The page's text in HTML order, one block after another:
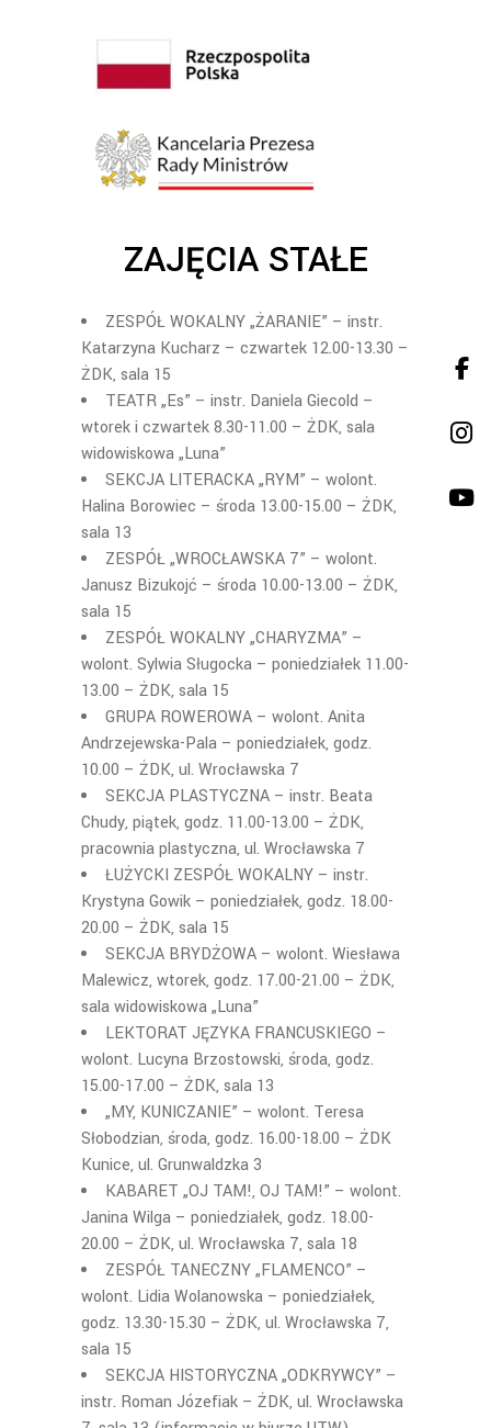
ZAJĘCIA STAŁE
ZESPÓŁ WOKALNY „ŻARANIE” – instr.
Katarzyna Kucharz – czwartek 12.00-13.30 –
ŻDK, sala 15
TEATR „Es” – instr. Daniela Giecold –
wtorek i czwartek8.30-11.00 – ŻDK, sala
widowiskowa „Luna”
SEKCJA LITERACKA „RYM” – wolont.
Halina Borowiec – środa 13.00-15.00 – ŻDK,
sala 13
ZESPÓŁ „WROCŁAWSKA 7” – wolont.
Janusz Bizukojć – środa 10.00-13.00 – ŻDK,
sala 15
ZESPÓŁ WOKALNY „CHARYZMA” –
wolont. Sylwia Sługocka – poniedziałek 11.00-
13.00 – ŻDK, sala 15
GRUPA ROWEROWA – wolont. Anita
Andrzejewska-Pala – poniedziałek, godz.
10.00 – ŻDK, ul. Wrocławska 7
SEKCJA PLASTYCZNA – instr. Beata
Chudy, piątek, godz. 11.00-13.00 – ŻDK,
pracownia plastyczna, ul. Wrocławska 7
ŁUŻYCKI ZESPÓŁ WOKALNY – instr.
KrystynaGowik – poniedziałek, godz. 18.00-
20.00 – ŻDK, sala 15
SEKCJA BRYDŻOWA – wolont. Wiesława
Malewicz, wtorek, godz. 17.00-21.00 – ŻDK,
sala widowiskowa „Luna”
LEKTORAT JĘZYKA FRANCUSKIEGO –
wolont. Lucyna Brzostowski, środa, godz.
15.00-17.00 – ŻDK, sala 13
„MY, KUNICZANIE” – wolont. Teresa
Słobodzian, środa, godz. 16.00-18.00 – ŻDK
Kunice, ul. Grunwaldzka 3
KABARET „OJ TAM!, OJ TAM!” – wolont.
Janina Wilga – poniedziałek, godz. 18.00-
20.00 – ŻDK, ul. Wrocławska 7, sala 18
ZESPÓŁ TANECZNY „FLAMENCO” –
wolont. Lidia Wolanowska – poniedziałek,
godz. 13.30-15.30 – ŻDK, ul. Wrocławska 7,
sala 15
SEKCJA HISTORYCZNA „ODKRYWCY” –
instr. Roman Józefiak – ŻDK, ul. Wrocławska